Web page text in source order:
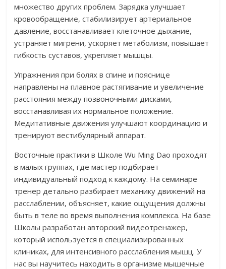
множество других проблем. Зарядка улучшает
кровообращение, стабилизирует артериальное
давление, восстанавливает клеточное дыхание,
устраняет мигрени, ускоряет метаболизм, повышает
гибкость суставов, укрепляет мышцы.
Упражнения при болях в спине и пояснице
направлены на плавное растягивание и увеличение
расстояния между позвоночными дисками,
восстанавливая их нормальное положение.
Медитативные движения улучшают координацию и
тренируют вестибулярный аппарат.
Восточные практики в Школе Wu Ming Dao проходят
в малых группах, где мастер подбирает
индивидуальный подход к каждому. На семинаре
тренер детально разбирает механику движений на
расслаблении, объясняет, какие ощущения должны
быть в теле во время выполнения комплекса. На базе
Школы разработан авторский видеотренажер,
который используется в специализированных
клиниках, для интенсивного расслабления мышц. У
нас вы научитесь находить в организме мышечные